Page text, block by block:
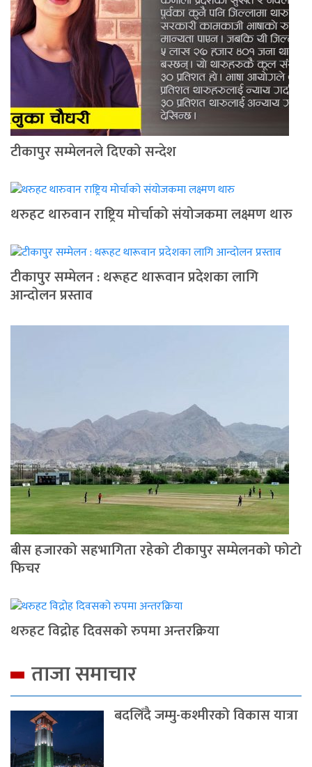
टीकापुर सम्मेलनले दिएको सन्देश
थरुहट थारुवान राष्ट्रिय मोर्चाको संयोजकमा लक्ष्मण थारु
टीकापुर सम्मेलन : थरूहट थारूवान प्रदेशका लागि
आन्दाेलन प्रस्ताव
बीस हजारको सहभागिता रहेको टीकापुर सम्मेलनको फोटो
फिचर
थरुहट विद्रोह दिवसको रुपमा अन्तरक्रिया
ताजा समाचार
बदलिँदै जम्मु-कश्मीरको विकास यात्रा